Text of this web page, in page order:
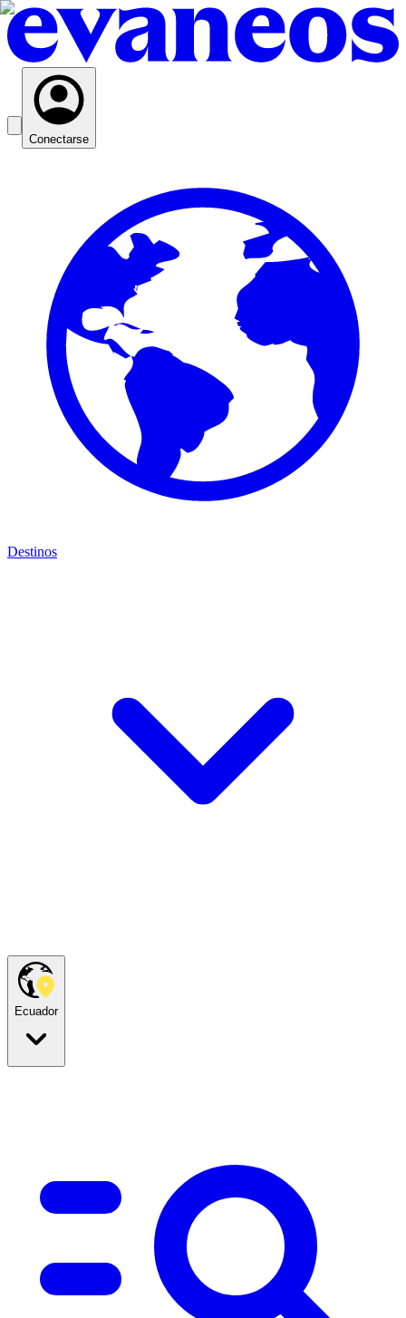
Conectarse
Destinos
Ecuador